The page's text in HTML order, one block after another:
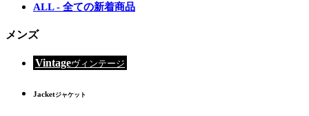
ALL - 全ての新着商品
メンズ
Vintageヴィンテージ
Jacketジャケット